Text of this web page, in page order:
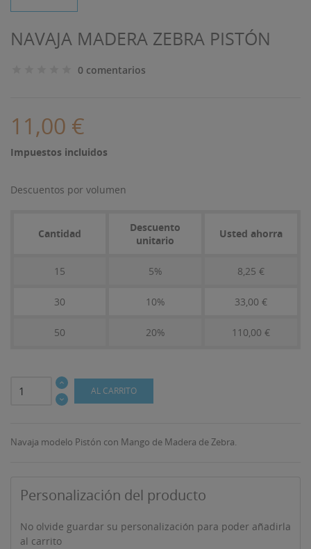
NAVAJA MADERA ZEBRA PISTÓN
0 comentarios
11,00 €
Impuestos incluidos
Descuentos por volumen
Cantidad
Descuento
unitario
Usted ahorra
15 5% 8,25 €
30 10% 33,00 €
50 20% 110,00 €
AL CARRITO
Navaja modelo Pistón con Mango de Madera de Zebra.
Personalización del producto
No olvide guardar su personalización para poder añadirla
al carrito